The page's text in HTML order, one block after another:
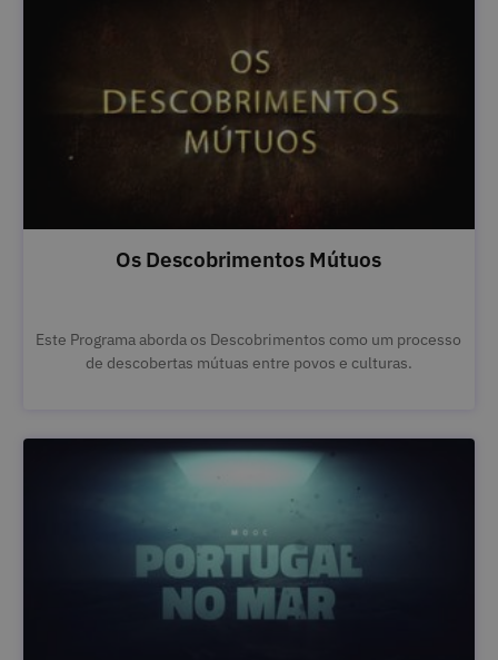
Os Descobrimentos Mútuos
Este Programa aborda os Descobrimentos como um processo
de descobertas mútuas entre povos e culturas.